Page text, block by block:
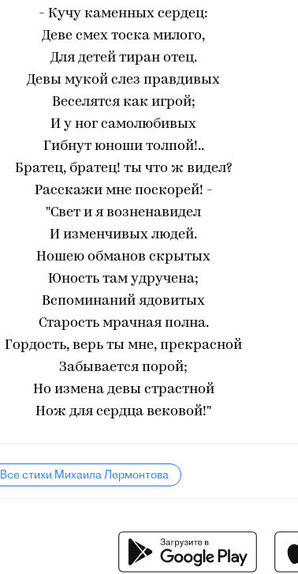
- Кучу каменных сердец:
Деве смех тоска милого,
Для детей тиран отец.
Девы мукой слез правдивых
Веселятся как игрой;
И у ног самолюбивых
Гибнут юноши толпой!..
Братец, братец! ты что ж видел?
Расскажи мне поскорей! -
"Свет и я возненавидел
И изменчивых людей.
Ношею обманов скрытых
Юность там удручена;
Вспоминаний ядовитых
Старость мрачная полна.
Гордость, верь ты мне, прекрасной
Забывается порой;
Но измена девы страстной
Нож для сердца вековой!"
Все стихи Михаила Лермонтова